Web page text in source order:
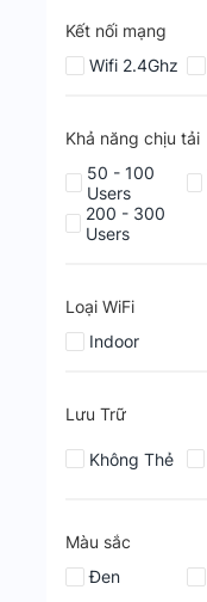
Kết nối mạng
Wifi 2.4Ghz
Khả năng chịu tải
50 - 100
Users
200 - 300
Users
Loại WiFi
Indoor
Lưu Trữ
Không Thẻ
Màu sắc
Đen